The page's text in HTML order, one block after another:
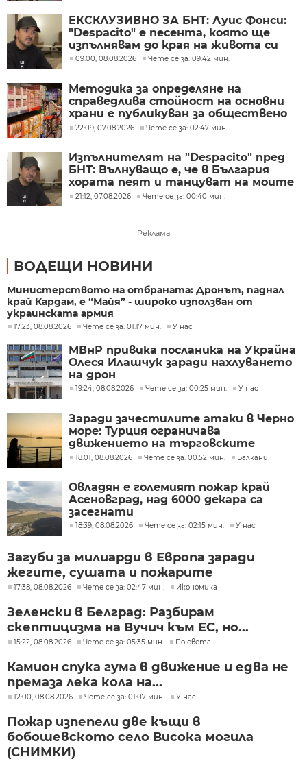
ЕКСКЛУЗИВНО ЗА БНТ: Луис Фонси:
"Despacito" е песента, която ще
изпълнявам до края на живота си
09:00, 08.08.2026 Чете се за: 09:42 мин.
Методика за определяне на
справедлива стойност на основни
храни е публикуван за обществено
обсъждане
22:09, 07.08.2026 Чете се за: 02:47 мин.
Изпълнителят на "Despacito" пред
БНТ: Вълнуващо е, че в България
хората пеят и танцуват на моите
песни
21:12, 07.08.2026 Чете се за: 00:40 мин.
Реклама
ВОДЕЩИ НОВИНИ
Министерството на отбраната: Дронът, паднал
край Кардам, е “Майя” - широко използван от
украинската армия
17:23, 08.08.2026 Чете се за: 01:17 мин. У нас
МВнР привика посланика на Украйна
Олеся Илашчук заради нахлуването
на дрон
19:24, 08.08.2026 Чете се за: 00:25 мин. У нас
Заради зачестилите атаки в Черно
море: Турция ограничава
движението на търговските
кораби
18:01, 08.08.2026 Чете се за: 00:52 мин. Балкани
Овладян е големият пожар край
Асеновград, над 6000 декара са
засегнати
18:39, 08.08.2026 Чете се за: 02:15 мин. У нас
Загуби за милиарди в Европа заради
жегите, сушата и пожарите
17:38, 08.08.2026 Чете се за: 02:47 мин. Икономика
Зеленски в Белград: Разбирам
скептицизма на Вучич към ЕС, но...
15:22, 08.08.2026 Чете се за: 05:35 мин. По света
Камион спука гума в движение и едва не
премаза лека кола на...
12:00, 08.08.2026 Чете се за: 01:07 мин. У нас
Пожар изпепели две къщи в
бобошевското село Висока могила
(СНИМКИ)